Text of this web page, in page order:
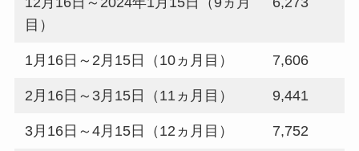
目）
1月16日～2月15日（10ヵ月目） 7,606
2月16日～3月15日（11ヵ月目） 9,441
3月16日～4月15日（12ヵ月目） 7,752